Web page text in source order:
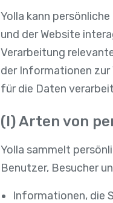
Yolla kann
und der Website
Verarbeitung
der Informationen zur
für die Daten
(I) Arten von
Yolla sammelt
Benutzer, Besucher
Informationen, die